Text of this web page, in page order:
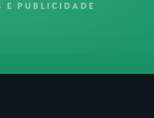
E PUBLICIDADE